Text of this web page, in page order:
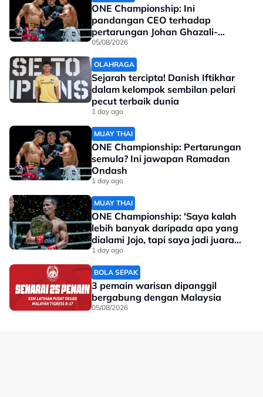
ONE Championship: Ini
pandangan CEO terhadap
pertarungan Johan Ghazali-
Ramadan Ondash
05/08/2026
OLAHRAGA
Sejarah tercipta! Danish Iftikhar
dalam kelompok sembilan pelari
pecut terbaik dunia
1 day ago
MUAY THAI
ONE Championship: Pertarungan
semula? Ini jawapan Ramadan
Ondash
1 day ago
MUAY THAI
ONE Championship: 'Saya kalah
lebih banyak daripada apa yang
dialami Jojo, tapi saya jadi juara
dunia'
1 day ago
BOLA SEPAK
3 pemain warisan dipanggil
bergabung dengan Malaysia
05/08/2026